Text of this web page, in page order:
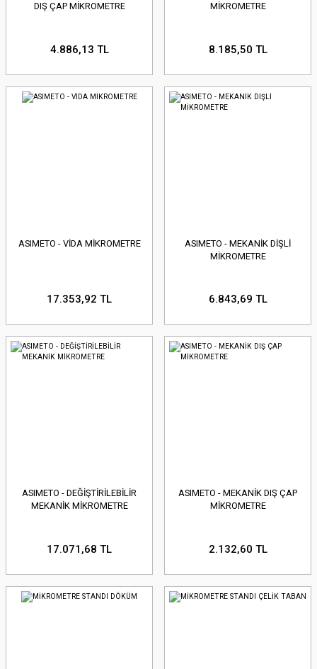
DIŞ ÇAP MİKROMETRE
4.886,13 TL
MİKROMETRE
8.185,50 TL
ASIMETO - VİDA MİKROMETRE
17.353,92 TL
ASIMETO - MEKANİK DİŞLİ
MİKROMETRE
6.843,69 TL
ASIMETO - DEĞİŞTİRİLEBİLİR
MEKANİK MİKROMETRE
17.071,68 TL
ASIMETO - MEKANİK DIŞ ÇAP
MİKROMETRE
2.132,60 TL